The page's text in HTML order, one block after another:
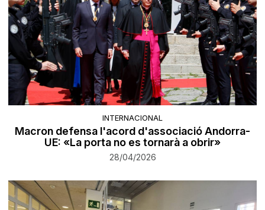
INTERNACIONAL
Macron defensa l'acord d'associació Andorra-
UE: «La porta no es tornarà a obrir»
28/04/2026